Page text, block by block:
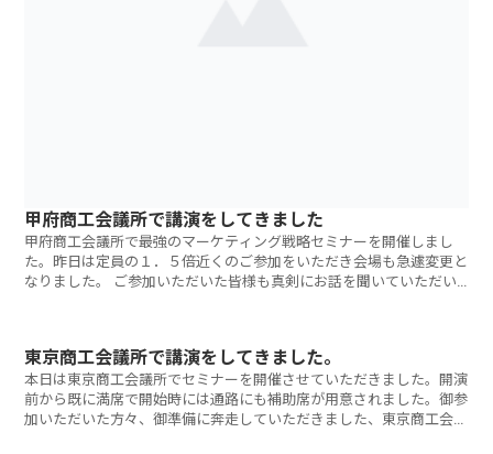
甲府商工会議所で講演をしてきました
甲府商工会議所で最強のマーケティング戦略セミナーを開催しまし
た。昨日は定員の１．５倍近くのご参加をいただき会場も急遽変更と
なりました。 ご参加いただいた皆様も真剣にお話を聞いていただい
東京商工会議所で講演をしてきました。
本日は東京商工会議所でセミナーを開催させていただきました。開演
前から既に満席で開始時には通路にも補助席が用意されました。御参
加いただいた方々、御準備に奔走していただきました、東京商工会議